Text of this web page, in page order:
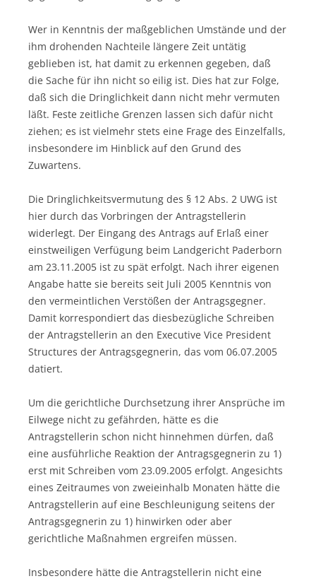
Wer in Kenntnis der maßgeblichen Umstände und der
ihm drohenden Nachteile längere Zeit untätig
geblieben ist, hat damit zu erkennen gegeben, daß
die Sache für ihn nicht so eilig ist. Dies hat zur Folge,
daß sich die Dringlichkeit dann nicht mehr vermuten
läßt. Feste zeitliche Grenzen lassen sich dafür nicht
ziehen; es ist vielmehr stets eine Frage des Einzelfalls,
insbesondere im Hinblick auf den Grund des
Zuwartens.
Die Dringlichkeitsvermutung des § 12 Abs. 2 UWG ist
hier durch das Vorbringen der Antragstellerin
widerlegt. Der Eingang des Antrags auf Erlaß einer
einstweiligen Verfügung beim Landgericht Paderborn
am 23.11.2005 ist zu spät erfolgt. Nach ihrer eigenen
Angabe hatte sie bereits seit Juli 2005 Kenntnis von
den vermeintlichen Verstößen der Antragsgegner.
Damit korrespondiert das diesbezügliche Schreiben
der Antragstellerin an den Executive Vice President
Structures der Antragsgegnerin, das vom 06.07.2005
datiert.
Um die gerichtliche Durchsetzung ihrer Ansprüche im
Eilwege nicht zu gefährden, hätte es die
Antragstellerin schon nicht hinnehmen dürfen, daß
eine ausführliche Reaktion der Antragsgegnerin zu 1)
erst mit Schreiben vom 23.09.2005 erfolgt. Angesichts
eines Zeitraumes von zweieinhalb Monaten hätte die
Antragstellerin auf eine Beschleunigung seitens der
Antragsgegnerin zu 1) hinwirken oder aber
gerichtliche Maßnahmen ergreifen müssen.
Insbesondere hätte die Antragstellerin nicht eine